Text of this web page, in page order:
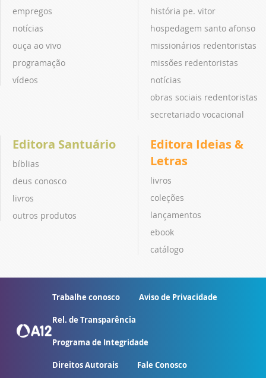
empregos
notícias
ouça ao vivo
programação
vídeos
história pe. vitor
hospedagem santo afonso
missionários redentoristas
missões redentoristas
notícias
obras sociais redentoristas
secretariado vocacional
Editora Santuário
bíblias
deus conosco
livros
outros produtos
Editora Ideias &
Letras
livros
coleções
lançamentos
ebook
catálogo
Trabalhe conosco Aviso de Privacidade
Rel. de Transparência
Programa de Integridade
Direitos Autorais Fale Conosco